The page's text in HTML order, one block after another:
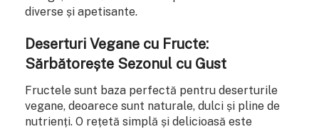
diverse și apetisante.
Deserturi Vegane cu Fructe:
Sărbătorește Sezonul cu Gust
Fructele sunt baza perfectă pentru deserturile
vegane, deoarece sunt naturale, dulci și pline de
nutrienți. O rețetă simplă și delicioasă este